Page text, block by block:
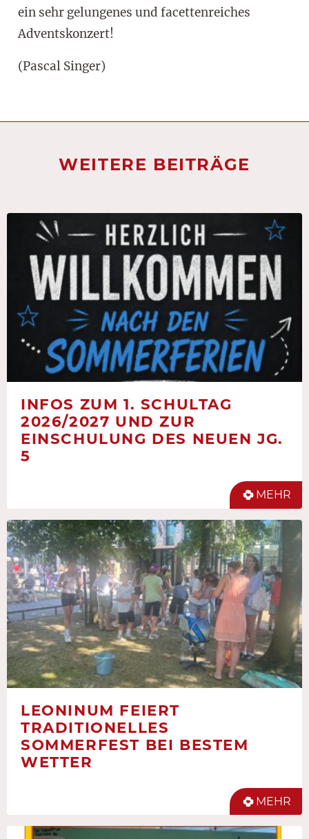
ein sehr gelungenes und facettenreiches
Adventskonzert!
(Pascal Singer)
WEITERE BEITRÄGE
INFOS ZUM 1. SCHULTAG
2026/2027 UND ZUR
EINSCHULUNG DES NEUEN JG.
5
MEHR
LEONINUM FEIERT
TRADITIONELLES
SOMMERFEST BEI BESTEM
WETTER
MEHR